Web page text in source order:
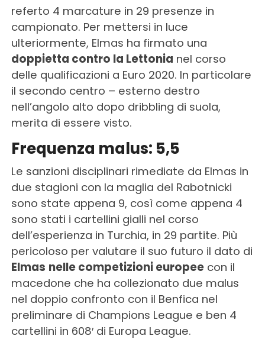
referto 4 marcature in 29 presenze in
campionato. Per mettersi in luce
ulteriormente, Elmas ha firmato una
doppietta contro la Lettonia nel corso
delle qualificazioni a Euro 2020. In particolare
il secondo centro – esterno destro
nell’angolo alto dopo dribbling di suola,
merita di essere visto.
Frequenza malus: 5,5
Le sanzioni disciplinari rimediate da Elmas in
due stagioni con la maglia del Rabotnicki
sono state appena 9, così come appena 4
sono stati i cartellini gialli nel corso
dell’esperienza in Turchia, in 29 partite. Più
pericoloso per valutare il suo futuro il dato di
Elmas nelle competizioni europeecon il
macedone che ha collezionato due malus
nel doppio confronto con il Benfica nel
preliminare di Champions League e ben 4
cartellini in 608′ di Europa League.